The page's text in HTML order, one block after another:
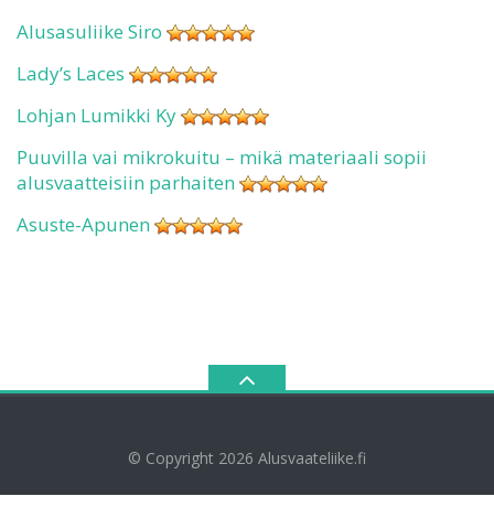
Alusasuliike Siro
Lady’s Laces
Lohjan Lumikki Ky
Puuvilla vai mikrokuitu – mikä materiaali sopii
alusvaatteisiin parhaiten
Asuste-Apunen
© Copyright 2026 Alusvaateliike.fi